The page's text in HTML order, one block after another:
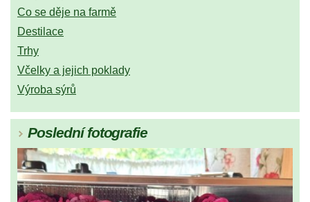
Co se děje na farmě
Destilace
Trhy
Včelky a jejich poklady
Výroba sýrů
Poslední fotografie